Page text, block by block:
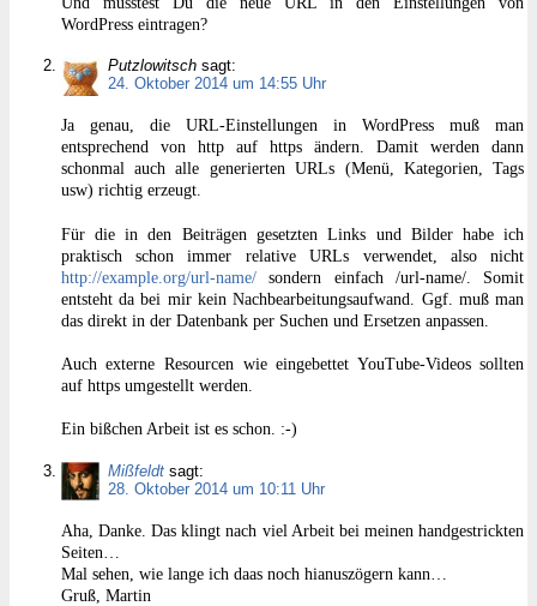
WordPress eintragen?
Putzlowitsch sagt:
24. Oktober 2014 um 14:55 Uhr
Ja genau, die URL-Einstellungen in WordPress muß man
entsprechend von http auf https ändern. Damit werden dann
schonmal auch alle generierten URLs (Menü, Kategorien, Tags
usw) richtig erzeugt.
Für die in den Beiträgen gesetzten Links und Bilder habe ich
praktisch schon immer relative URLs verwendet, also nicht
http://example.org/url-name/sondern einfach /url-name/. Somit
entsteht da bei mir kein Nachbearbeitungsaufwand. Ggf. muß man
das direkt in der Datenbank per Suchen und Ersetzen anpassen.
Auch externe Resourcen wie eingebettet YouTube-Videos sollten
auf https umgestellt werden.
Ein bißchen Arbeit ist es schon. :-)
Mißfeldt sagt:
28. Oktober 2014 um 10:11 Uhr
Aha, Danke. Das klingt nach viel Arbeit bei meinen handgestrickten
Seiten…
Mal sehen, wie lange ich daas noch hianuszögern kann…
Gruß, Martin